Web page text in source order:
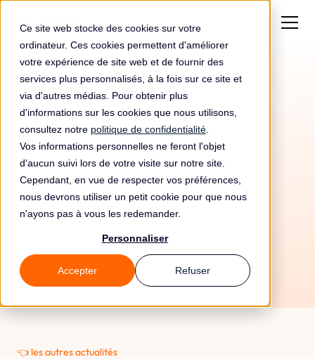
Ce site web stocke des cookies sur votre
ordinateur. Ces cookies permettent d'améliorer
votre expérience de site web et de fournir des
services plus personnalisés, à la fois sur ce site et
via d'autres médias. Pour obtenir plus
d'informations sur les cookies que nous utilisons,
consultez notre politique de confidentialité
Vos informations personnelles ne feront l'objet
d'aucun suivi lors de votre visite sur notre site.
Cependant, en vue de respecter vos préférences,
nous devrons utiliser un petit cookie pour que nous
n'ayons pas à vous les redemander.
Personnaliser
Accepter Refuser
👈 les autres actualités